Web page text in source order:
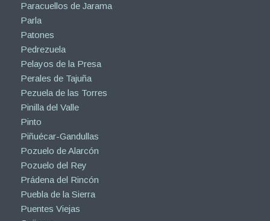
Paracuellos de Jarama
Parla
Patones
Pedrezuela
Pelayos de la Presa
Perales de Tajuña
Pezuela de las Torres
Pinilla del Valle
Pinto
Piñuécar-Gandullas
Pozuelo de Alarcón
Pozuelo del Rey
Prádena del Rincón
Puebla de la Sierra
Puentes Viejas